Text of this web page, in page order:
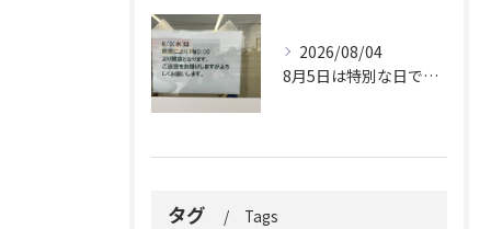
2026/08/04
8月5日は特別な日です。
タグ Tags